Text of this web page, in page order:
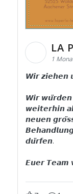
LA
1
𝙒𝙞𝙧 𝙯𝙞𝙚𝙝𝙚𝙣
𝙒𝙞𝙧 𝙬𝙪̈𝙧𝙙𝙚𝙣
𝙬𝙚𝙞𝙩𝙚𝙧𝙝𝙞𝙣
𝙣𝙚𝙪𝙚𝙣
𝙙𝙪̈𝙧𝙛𝙚𝙣.
𝙀𝙪𝙚𝙧 𝙏𝙚𝙖𝙢